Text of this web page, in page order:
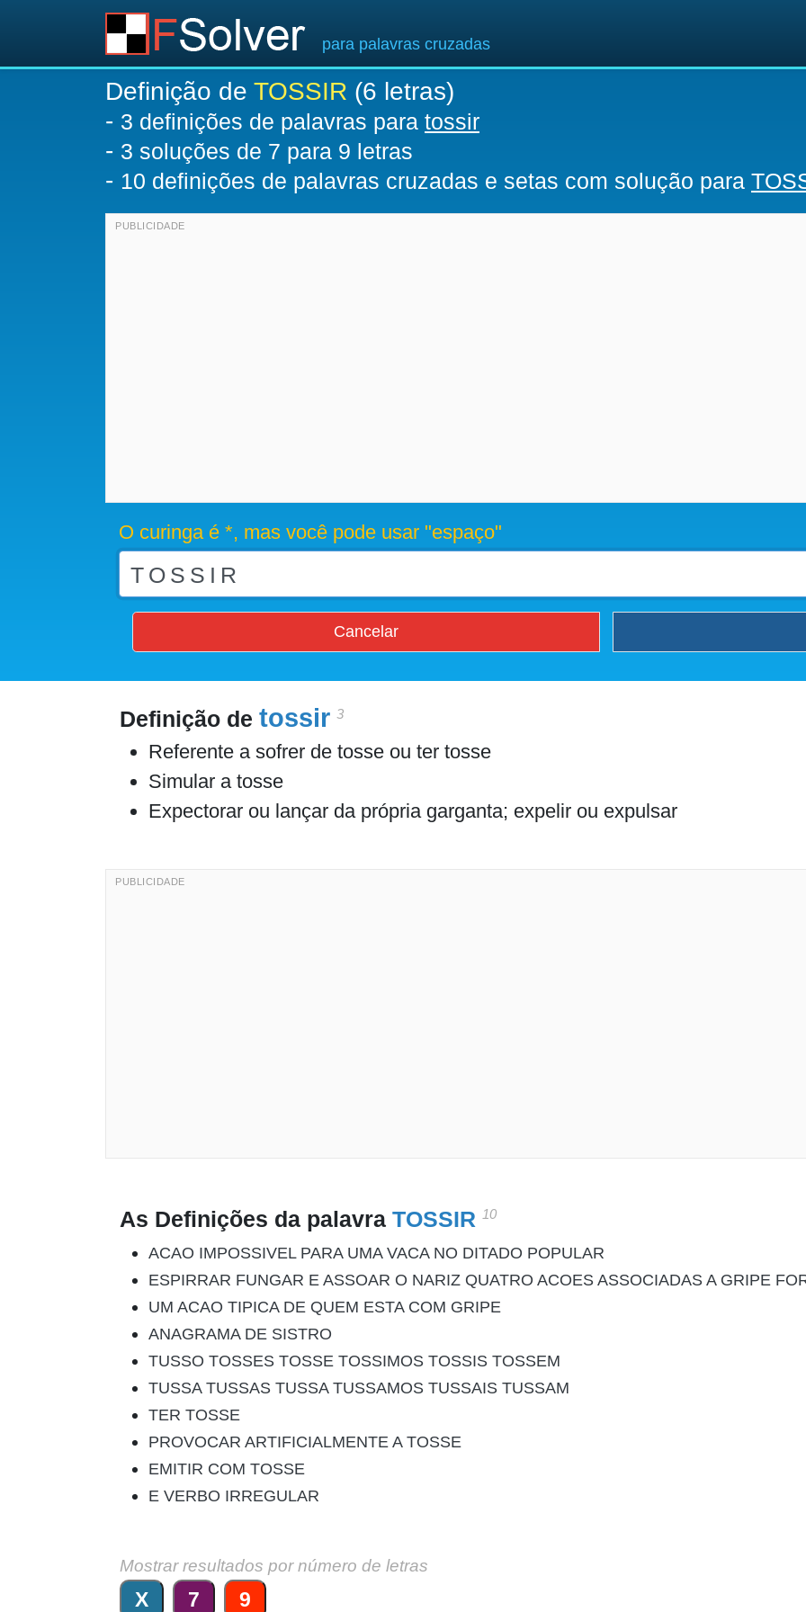
para palavras cruzadas
Definição de TOSSIR (6 letras)
- 3 definições de palavras para tossir
- 3 soluções de 7 para 9 letras
- 10 definições de palavras cruzadas e setas com solução para
O curinga é *, mas você pode usar "espaço"
Cancelar
Definição de tossir 3
Referente a sofrer de tosse ou ter tosse
Simular a tosse
Expectorar ou lançar da própria garganta; expelir ou expulsar
As Definições da palavra TOSSIR 10
ACAO IMPOSSIVEL PARA UMA VACA NO DITADO POPULAR
ESPIRRAR FUNGAR E ASSOAR O NARIZ QUATRO ACOES ASSOCIADAS A GRIPE
UM ACAO TIPICA DE QUEM ESTA COM GRIPE
ANAGRAMA DE SISTRO
TUSSO TOSSES TOSSE TOSSIMOS TOSSIS TOSSEM
TUSSA TUSSAS TUSSA TUSSAMOS TUSSAIS TUSSAM
TER TOSSE
PROVOCAR ARTIFICIALMENTE A TOSSE
EMITIR COM TOSSE
E VERBO IRREGULAR
Mostrar resultados por número de letras
X 7 9